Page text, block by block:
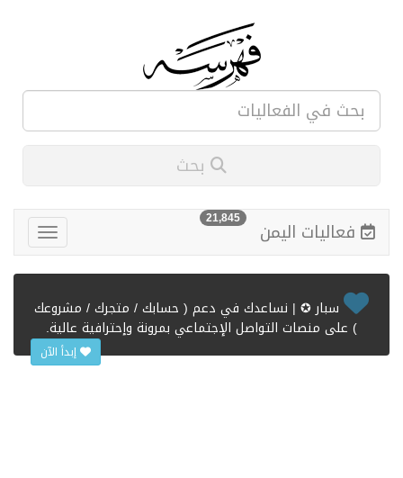
فعاليات اليمن 21,845
سبار ✪ | نساعدك في دعم ( حسابك / متجرك / مشروعك
) على منصات التواصل الإجتماعي بمرونة وإحترافية عالية.
إبدأ الآن